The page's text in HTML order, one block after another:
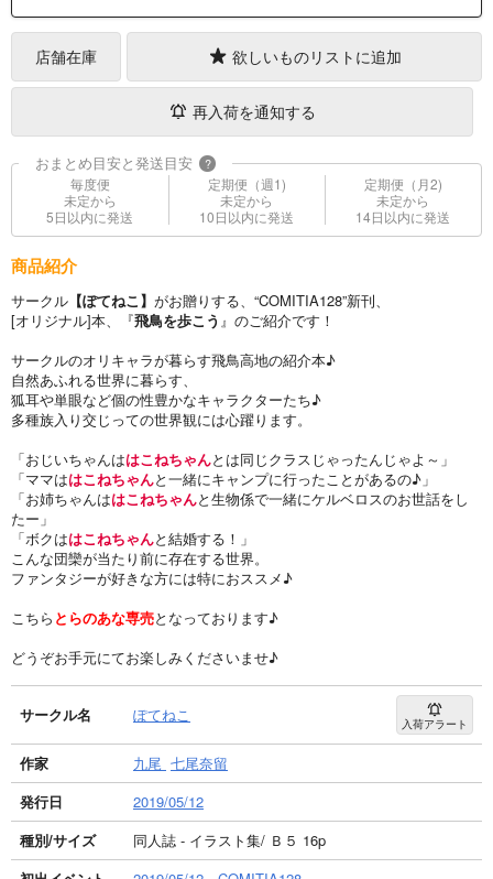
店舗在庫 欲しいものリストに追加
再入荷を通知する
おまとめ目安と発送目安 ?
毎度便
未定から
5日以内に発送
定期便（週1)
未定から
10日以内に発送
定期便（月2)
未定から
14日以内に発送
商品紹介
サークル 【ぽてねこ】 がお贈りする、“COMITIA128”新刊、
[オリジナル]本、『飛鳥を歩こう 』のご紹介です！
サークルのオリキャラが暮らす飛鳥高地の紹介本♪
自然あふれる世界に暮らす、
狐耳や単眼など個の性豊かなキャラクターたち♪
多種族入り交じっての世界観には心躍ります。
「おじいちゃんははこねちゃんとは同じクラスじゃったんじゃよ～」
「ママははこねちゃんと一緒にキャンプに行ったことがあるの♪」
「お姉ちゃんははこねちゃんと生物係で一緒にケルベロスのお世話をし
たー」
「ボクははこねちゃんと結婚する！」
こんな団欒が当たり前に存在する世界。
ファンタジーが好きな方には特におススメ♪
こちら とらのあな専売となっております♪
どうぞお手元にてお楽しみくださいませ♪
サークル名 ぽてねこ 入荷アラート
作家 九尾 七尾奈留
発行日
2019/05/12
種別/サイズ
同人誌 - イラスト集/ Ｂ５ 16p